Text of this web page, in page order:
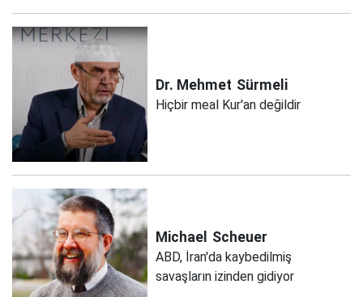
Dr. Mehmet Sürmeli
Hiçbir meal Kur'an değildir
Michael Scheuer
ABD, İran'da kaybedilmiş
savaşların izinden gidiyor